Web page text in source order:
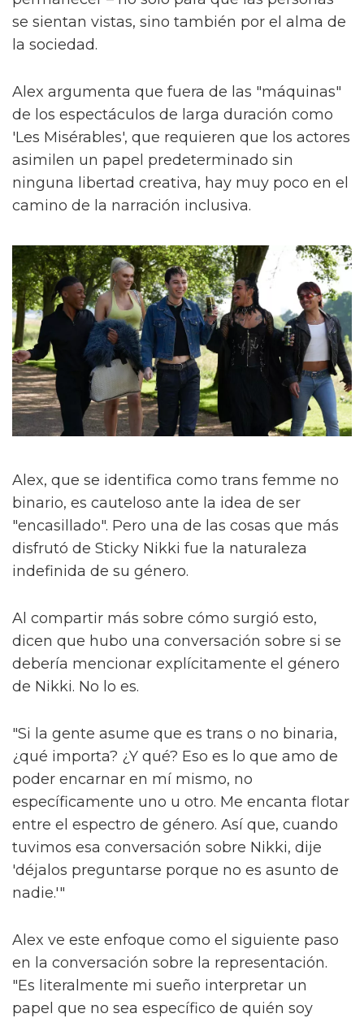
se sientan vistas, sino también por el alma de
la sociedad.
Alex argumenta que fuera de las "máquinas"
de los espectáculos de larga duración como
'Les Misérables', que requieren que los actores
asimilen un papel predeterminado sin
ninguna libertad creativa, hay muy poco en el
camino de la narración inclusiva.
Alex, que se identifica como trans femme no
binario, es cauteloso ante la idea de ser
"encasillado". Pero una de las cosas que más
disfrutó de Sticky Nikki fue la naturaleza
indefinida de su género.
Al compartir más sobre cómo surgió esto,
dicen que hubo una conversación sobre si se
debería mencionar explícitamente el género
de Nikki. No lo es.
"Si la gente asume que es trans o no binaria,
¿qué importa? ¿Y qué? Eso es lo que amo de
poder encarnar en mí mismo, no
específicamente uno u otro. Me encanta flotar
entre el espectro de género. Así que, cuando
tuvimos esa conversación sobre Nikki, dije
'déjalos preguntarse porque no es asunto de
nadie.'"
Alex ve este enfoque como el siguiente paso
en la conversación sobre la representación.
"Es literalmente mi sueño interpretar un
papel que no sea específico de quién soy